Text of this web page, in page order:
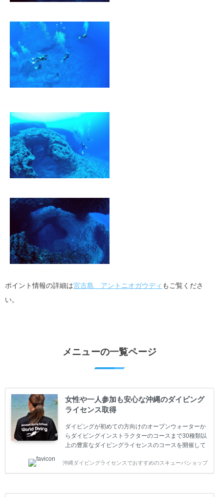
ポイント情報の詳細は宮古島 アントニオガウディ もご覧くださ
い。
メニューの一覧ページ
女性や一人参加も安心な沖縄のダイビング
ライセンス取得
ダイビングが初めての方向けのオープンウォーターか
らダイビングインストラクターのコースまで30種類以
上の豊富なダイビングライセンスのコースを開催して
(TEC)のコースもご用意しています。 当スクールを受
講するお客様は一人参加などの少人数のご参加が最も
スクールです。各種ダイビングライセンス取得コース
沖縄ダイビングライセンスでおすすめのスキューバショップ